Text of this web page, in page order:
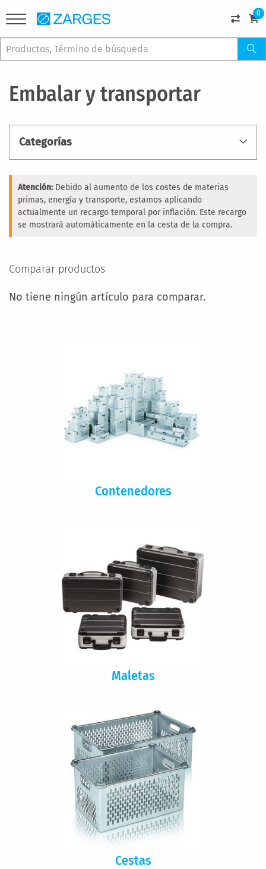
0
Embalar y transportar
Atención:Debido al aumento de los costes de materias
primas, energía y transporte, estamos aplicando
actualmente un recargo temporal por inflación. Este recargo
se mostrará automáticamente en la cesta de la compra.
Categorías
Comparar productos
No tiene ningún artículo para comparar.
Contenedores
Maletas
Cestas